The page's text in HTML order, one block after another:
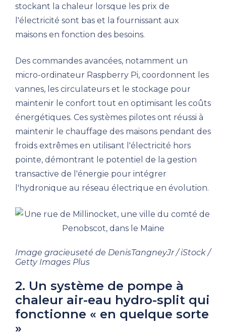
stockant la chaleur lorsque les prix de
l'électricité sont bas et la fournissant aux
maisons en fonction des besoins.
Des commandes avancées, notamment un
micro-ordinateur Raspberry Pi, coordonnent les
vannes, les circulateurs et le stockage pour
maintenir le confort tout en optimisant les coûts
énergétiques. Ces systèmes pilotes ont réussi à
maintenir le chauffage des maisons pendant des
froids extrêmes en utilisant l'électricité hors
pointe, démontrant le potentiel de la gestion
transactive de l'énergie pour intégrer
l'hydronique au réseau électrique en évolution.
Image gracieuseté de DenisTangneyJr / iStock /
Getty Images Plus
2. Un système de pompe à
chaleur air-eau hydro-split qui
fonctionne « en quelque sorte
»